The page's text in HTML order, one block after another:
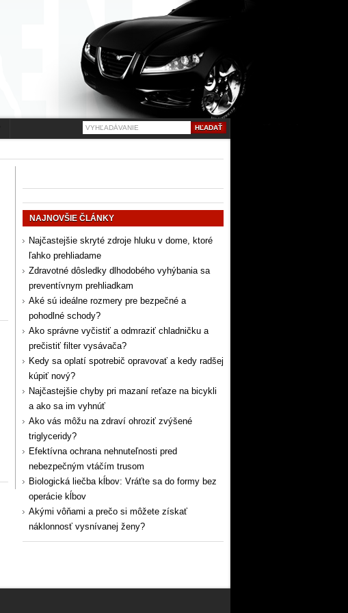
NAJNOVŠIE ČLÁNKY
Najčastejšie skryté zdroje hluku v dome, ktoré
ľahko prehliadame
Zdravotné dôsledky dlhodobého vyhýbania sa
preventívnym prehliadkam
Aké sú ideálne rozmery pre bezpečné a
pohodlné schody?
Ako správne vyčistiť a odmraziť chladničku a
prečistiť filter vysávača?
Kedy sa oplatí spotrebič opravovať a kedy radšej
kúpiť nový?
Najčastejšie chyby pri mazaní reťaze na bicykli
a ako sa im vyhnúť
Ako vás môžu na zdraví ohroziť zvýšené
triglyceridy?
Efektívna ochrana nehnuteľnosti pred
nebezpečným vtáčím trusom
Biologická liečba kĺbov: Vráťte sa do formy bez
operácie kĺbov
Akými vôňami a prečo si môžete získať
náklonnosť vysnívanej ženy?